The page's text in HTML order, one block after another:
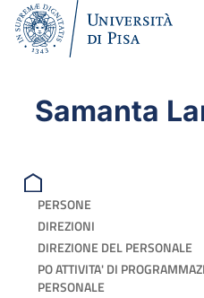
Samanta
PERSONE
DIREZIONI
DIREZIONE DEL PERSONALE
PO ATTIVITA' DI
PERSONALE